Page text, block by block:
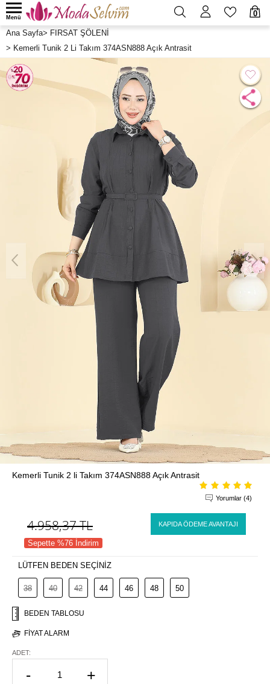
0
Menü
Ana Sayfa> FIRSAT ŞÖLENİ
> Kemerli Tunik 2 Li Takım 374ASN888 Açık Antrasit
Kemerli Tunik 2 li Takım 374ASN888 Açık Antrasit
Yorumlar (4)
4.958,37TL KAPIDA ÖDEME AVANTAJI
Sepette %76 İndirim
LÜTFEN BEDEN SEÇİNİZ
38 40 42 44 46 48 50
BEDEN TABLOSU
FIYAT ALARM
ADET:
- +